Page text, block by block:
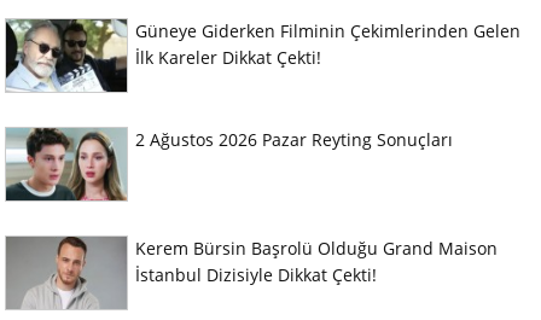
Güneye Giderken Filminin Çekimlerinden Gelen
İlk Kareler Dikkat Çekti!
2 Ağustos 2026 Pazar Reyting Sonuçları
Kerem Bürsin Başrolü Olduğu Grand Maison
İstanbul Dizisiyle Dikkat Çekti!